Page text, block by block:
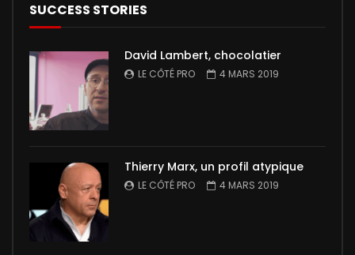
SUCCESS STORIES
David Lambert, chocolatier
LE CÔTÉ PRO 4 MARS 2019
Thierry Marx, un profil atypique
LE CÔTÉ PRO 4 MARS 2019